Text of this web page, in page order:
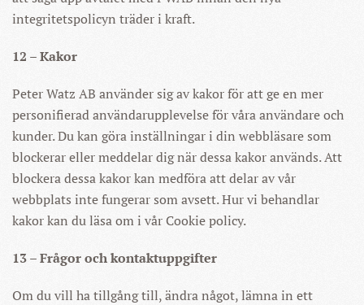
integritetspolicyn träder i kraft.
12 – Kakor
Peter Watz AB använder sig av kakor för att ge en mer
personifierad användarupplevelse för våra användare och
kunder. Du kan göra inställningar i din webbläsare som
blockerar eller meddelar dig när dessa kakor används. Att
blockera dessa kakor kan medföra att delar av vår
webbplats inte fungerar som avsett. Hur vi behandlar
kakor kan du läsa om i vår Cookie policy.
13 – Frågor och kontaktuppgifter
Om du vill ha tillgång till, ändra något, lämna in ett